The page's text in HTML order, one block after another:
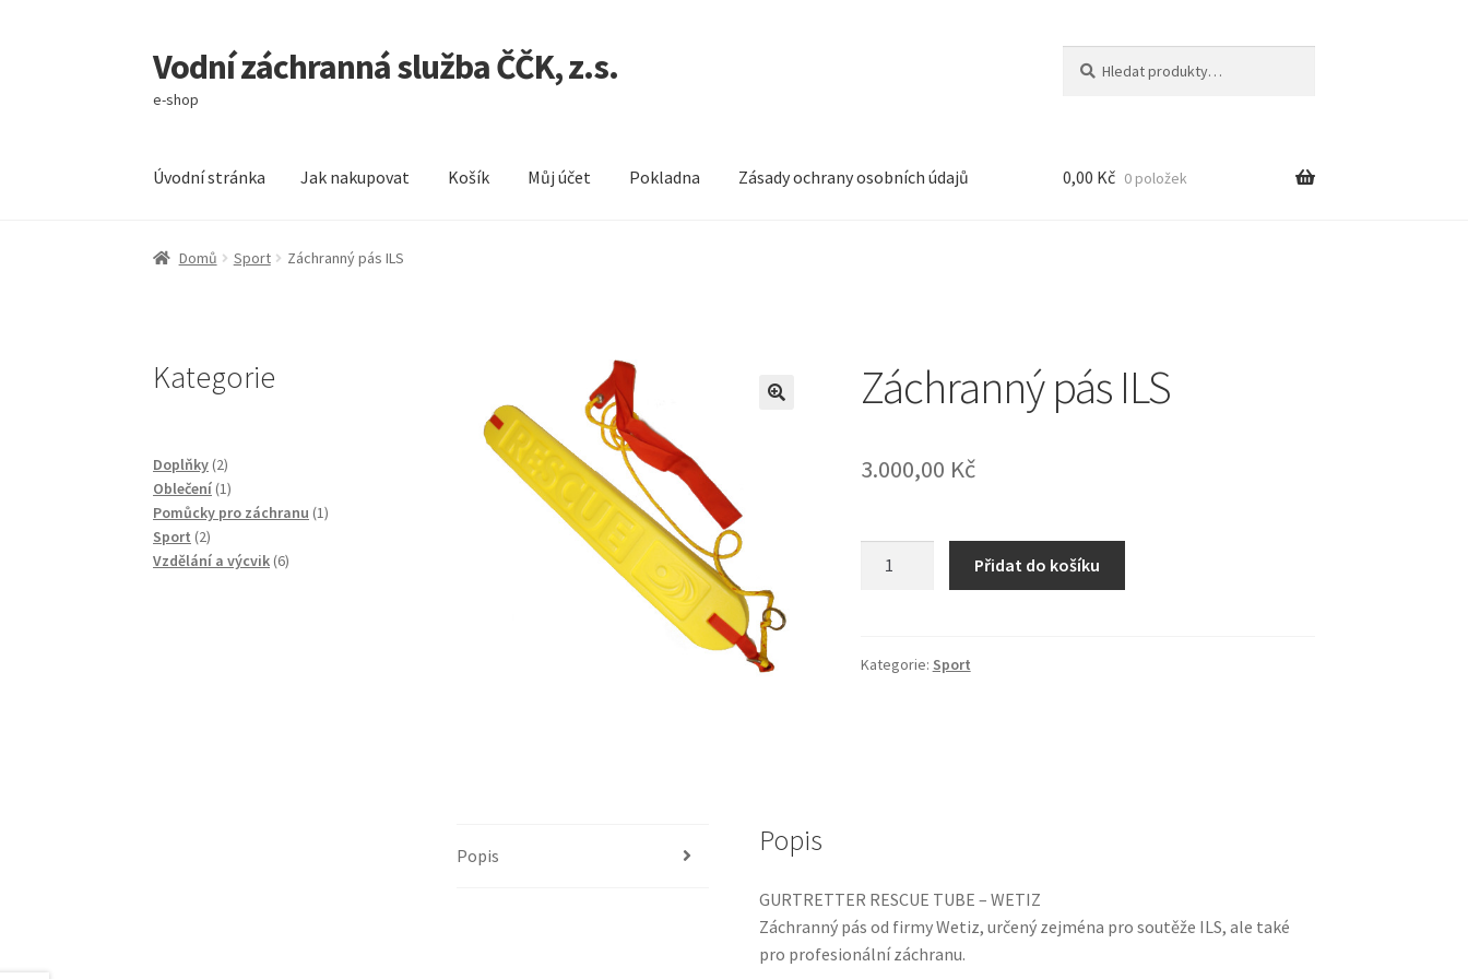
Přeskočit
na
navigaci
Přejít
k
obsahu
Vodní záchranná služba ČČK, z.s.
e-shop
Úvodní stránka Jak nakupovat Košík Můj účet Pokladna Zásady ochrany osobních údajů
Úvodní stránka Jak nakupovat Košík
0,00 Kč 0 položek
Domů Sport Záchranný pás ILS
Záchranný pás ILS
3.000,00 Kč
Přidat do košíku
Kategorie: Sport
Popis Popis
GURTRETTER RESCUE TUBE – WETIZ
Záchranný pás od firmy Wetiz, určený zejména pro soutěže ILS, ale také
pro profesionální záchranu.
Kategorie
Doplňky 22
produkty
Oblečení 11
produkt
Pomůcky pro záchranu 11
Sport 22
produkty
Vzdělání a výcvik 66